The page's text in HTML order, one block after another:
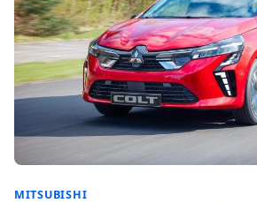
MITSUBISHI